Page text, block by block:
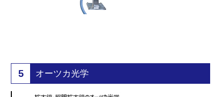
5 オーツカ光学